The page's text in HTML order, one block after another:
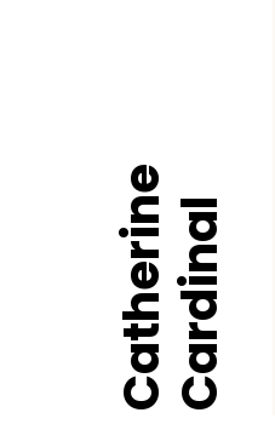
CatherineCardinal